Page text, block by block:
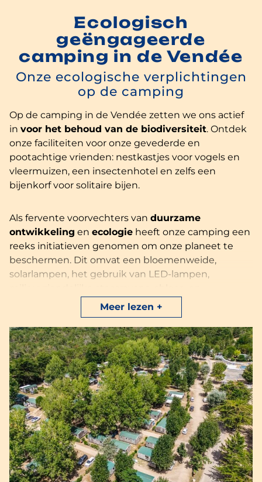
Ecologisch
geëngageerde
camping in de Vendée
Onze ecologische verplichtingen
op de camping
Op de camping in de Vendée zetten we ons actief
in voor het behoud van de biodiversiteit. Ontdek
onze faciliteiten voor onze gevederde en
pootachtige vrienden: nestkastjes voor vogels en
vleermuizen, een insectenhotel en zelfs een
bijenkorf voor solitaire bijen.
Meer lezen
Als fervente voorvechters van duurzame
ontwikkeling en ecologie heeft onze camping een
reeks initiatieven genomen om onze planeet te
beschermen. Dit omvat een bloemenweide,
solarlampen, het gebruik van LED-lampen,
temperatuursensoren voor ons waterpark,
waterbesparende apparaten zoals beluchters in
kranen en dual-flush toiletten in onze
accommodaties. Daarnaast hebben we een
selectiefsorteersysteemopgezet met een
speciale ruimte op de camping.
Kies voor eenfiets, eenmilieuvriendelijk
vervoermiddel, dat je kunt huren bij de receptie.
Trakteer jezelf opbiologischeenlokaleproducten
uit de kruidenierswinkel op de camping. Bij
Demoiselles Plage zijn we trots op onze toewijding
aan natuur en ecologie.